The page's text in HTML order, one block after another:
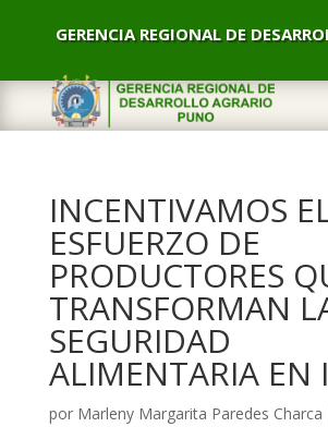
GERENCIA REGIONAL DE
INCENTIVAMOS
ESFUERZO DE
PRODUCTORES
TRANSFORMAN
SEGURIDAD
ALIMENTARIA EN
por Marleny Margarita Paredes Charca